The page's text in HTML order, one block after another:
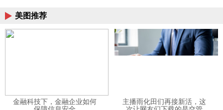
美图推荐
金融科技下，金融企业如何
主播雨化田们再接新活，这